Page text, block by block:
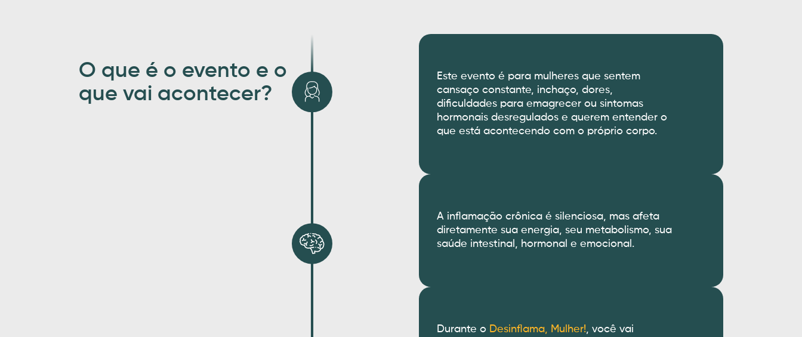
O que é o evento e o
que vai acontecer?
Este evento é para mulheres que sentem
cansaço constante, inchaço, dores,
dificuldades para emagrecer ou sintomas
hormonais desregulados e querem entender o
que está acontecendo com o próprio corpo.
A inflamação crônica é silenciosa, mas afeta
diretamente sua energia, seu metabolismo, sua
saúde intestinal, hormonal e emocional.
Durante o Desinflama, Mulher!, você vai